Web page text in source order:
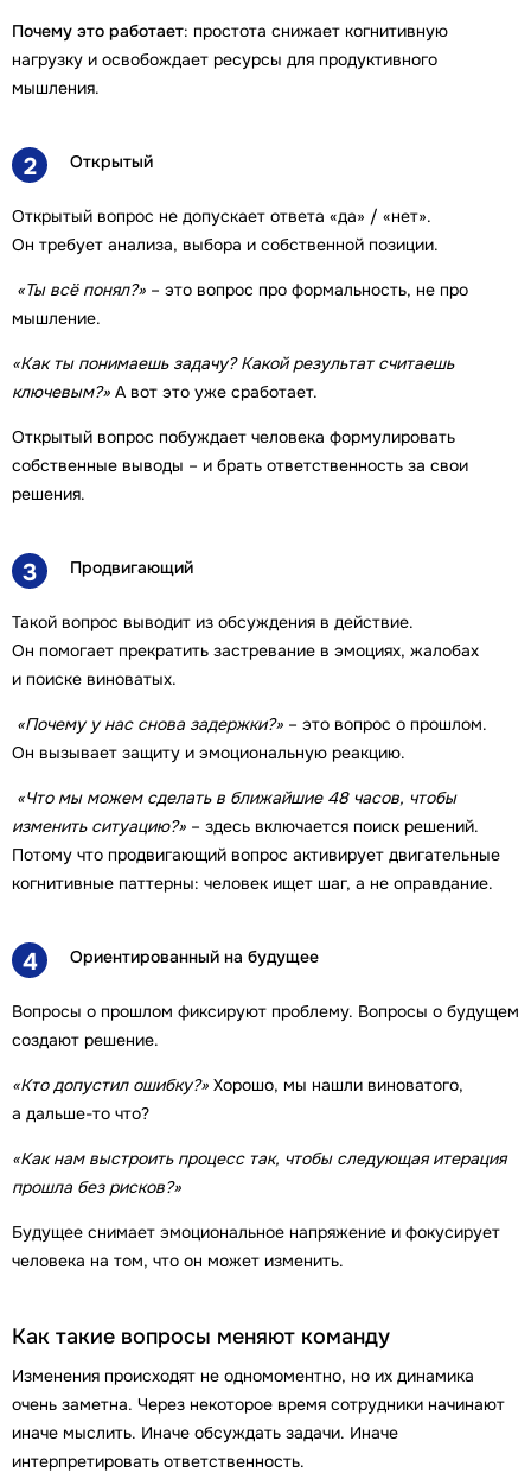
Почему это работает: простота снижает когнитивную
нагрузку и освобождает ресурсы для продуктивного
мышления.
2 Открытый
Открытый вопрос не допускает ответа «да» / «нет».
Он требует анализа, выбора и собственной позиции.
«Ты всё понял?» – это вопрос про формальность, не про
мышление.
«Как ты понимаешь задачу? Какой результат считаешь
ключевым?» А вот это уже сработает.
Открытый вопрос побуждает человека формулировать
собственные выводы – и брать ответственность за свои
решения.
3 Продвигающий
Такой вопрос выводит из обсуждения в действие.
Он помогает прекратить застревание в эмоциях, жалобах
и поиске виноватых.
«Почему у нас снова задержки?» – это вопрос о прошлом.
Он вызывает защиту и эмоциональную реакцию.
«Что мы можем сделать в ближайшие 48 часов, чтобы
изменить ситуацию?» – здесь включается поиск решений.
Потому что продвигающий вопрос активирует двигательные
когнитивные паттерны: человек ищет шаг, а не оправдание.
4 Ориентированный на будущее
Вопросы о прошлом фиксируют проблему. Вопросы о будущем
создают решение.
«Кто допустил ошибку?» Хорошо, мы нашли виноватого,
а дальше-то что?
«Как нам выстроить процесс так, чтобы следующая итерация
прошла без рисков?»
Будущее снимает эмоциональное напряжение и фокусирует
человека на том, что он может изменить.
Как такие вопросы меняют команду
Изменения происходят не одномоментно, но их динамика
очень заметна. Через некоторое время сотрудники начинают
иначе мыслить. Иначе обсуждать задачи. Иначе
интерпретировать ответственность.